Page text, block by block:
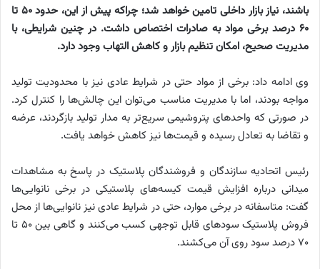
باشند، نیاز بازار داخلی تامین خواهد شد؛ چراکه پیش از این، حدود ۵۰ تا
۶۰ درصد برخی مواد به صادرات اختصاص داشت. در چنین شرایطی، با
مدیریت صحیح، امکان تنظیم بازار و کاهش التهاب وجود دارد.
وی ادامه داد: برخی از مواد حتی در شرایط عادی نیز با محدودیت تولید
مواجه بودند، اما با مدیریت مناسب می‌توان این چالش‌ها را کنترل کرد.
در صورتی که واحدهای پتروشیمی سریع‌تر به مدار تولید بازگردند، عرضه
و تقاضا به تعادل رسیده و قیمت‌ها نیز کاهش خواهد یافت.
رئیس اتحادیه سازندگان و فروشندگان پلاستیک در پاسخ به مشاهدات
میدانی درباره افزایش قیمت کیسه‌های پلاستیکی در برخی نانوایی‌ها
گفت: متاسفانه در برخی موارد، حتی در شرایط عادی نیز نانوایی‌ها از محل
فروش پلاستیک سودهای قابل توجهی کسب می‌کنند و گاهی بین ۵۰ تا
۷۰ درصد سود روی آن می‌کشند.